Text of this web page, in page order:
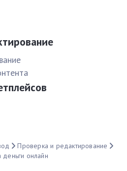
Проверка и редактирование
деньги онлайн